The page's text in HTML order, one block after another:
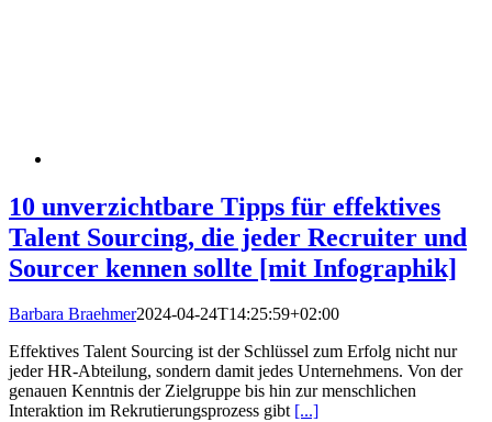
10 unverzichtbare Tipps für effektives
Talent Sourcing, die jeder Recruiter und
Sourcer kennen sollte [mit Infographik]
Barbara Braehmer2024-04-24T14:25:59+02:00
Effektives Talent Sourcing ist der Schlüssel zum Erfolg nicht nur
jeder HR-Abteilung, sondern damit jedes Unternehmens. Von der
genauen Kenntnis der Zielgruppe bis hin zur menschlichen
Interaktion im Rekrutierungsprozess gibt [...]